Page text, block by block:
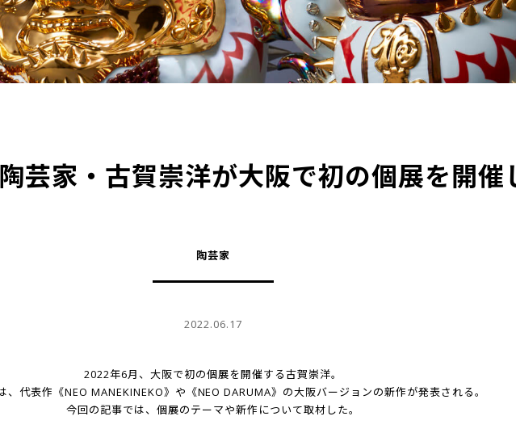
芸家・古賀崇洋が大阪で初の個展を開催
陶芸家
2022.06.17
2022年6月、大阪で初の個展を開催する古賀崇洋。
、代表作《NEO MANEKINEKO》や《NEO DARUMA》の大阪バージョンの新作が発表される。
今回の記事では、個展のテーマや新作について取材した。